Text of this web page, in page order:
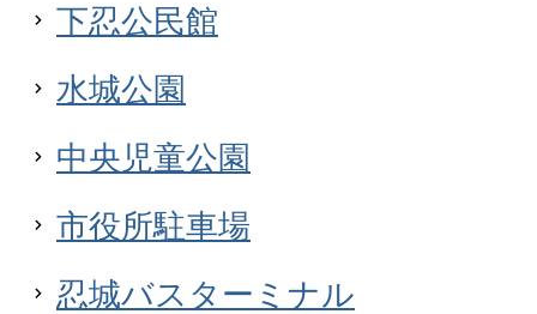
下忍公民館
水城公園
中央児童公園
市役所駐車場
忍城バスターミナル